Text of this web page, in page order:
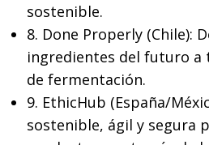
sostenible.
8. Done Properly (Chile):
ingredientes del futuro a
de fermentación.
9. EthicHub (España/
sostenible, ágil y segura